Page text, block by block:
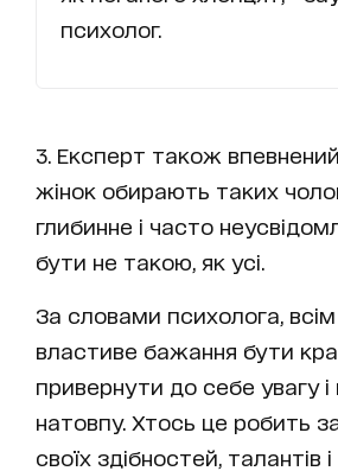
психолог.
3. Експерт також
жінок обирають таких
глибинне і часто
бути не такою, як усі.
За словами психолога,
властиве бажання бути
привернути до себе увагу і
натовпу. Хтось це робить
своїх здібностей, талантів